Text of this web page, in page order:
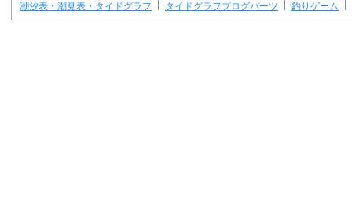
潮汐表・潮見表・タイドグラフ
タイドグラフブログパーツ 釣りゲーム